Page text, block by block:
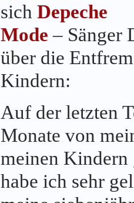
sich Depeche
Mode – Sänger
über die
Kindern:
Auf der letzten
Monate von
meinen Kindern
habe ich sehr